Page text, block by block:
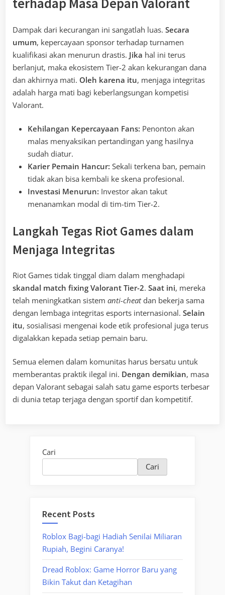
Dampak dari kecurangan ini sangatlah luas. Secara
umum, kepercayaan sponsor terhadap turnamen
kualifikasi akan menurun drastis. Jika hal ini terus
berlanjut, maka ekosistem Tier-2 akan kekurangan dana
dan akhirnya mati. Oleh karena itu, menjaga integritas
adalah harga mati bagi keberlangsungan kompetisi
Valorant.
Kehilangan Kepercayaan Fans: Penonton akan
malas menyaksikan pertandingan yang hasilnya
sudah diatur.
Karier Pemain Hancur: Sekali terkena ban, pemain
tidak akan bisa kembali ke skena profesional.
Investasi Menurun: Investor akan takut
menanamkan modal di tim-tim Tier-2.
Langkah Tegas Riot Games dalam
Menjaga Integritas
Riot Games tidak tinggal diam dalam menghadapi
skandal match fixing Valorant Tier-2. Saat ini, mereka
telah meningkatkan sistem anti-cheatdan bekerja sama
dengan lembaga integritas esports internasional. Selain
itu, sosialisasi mengenai kode etik profesional juga terus
digalakkan kepada setiap pemain baru.
Semua elemen dalam komunitas harus bersatu untuk
memberantas praktik ilegal ini. Dengan demikian, masa
depan Valorant sebagai salah satu game esports terbesar
di dunia tetap terjaga dengan sportif dan kompetitif.
Cari
Cari
Recent Posts
Roblox Bagi-bagi Hadiah Senilai Miliaran
Rupiah, Begini Caranya!
Dread Roblox: Game Horror Baru yang
Bikin Takut dan Ketagihan